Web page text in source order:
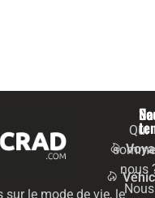
le mode de vie, le
Qui
nous
Nous